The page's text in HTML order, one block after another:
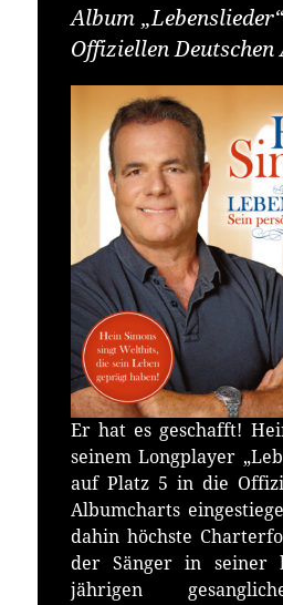
Album
Offiziellen
Er hat es geschafft!
seinem Longplayer
auf Platz 5 in die
Albumcharts
dahin höchste
der Sänger in seiner
jährigen